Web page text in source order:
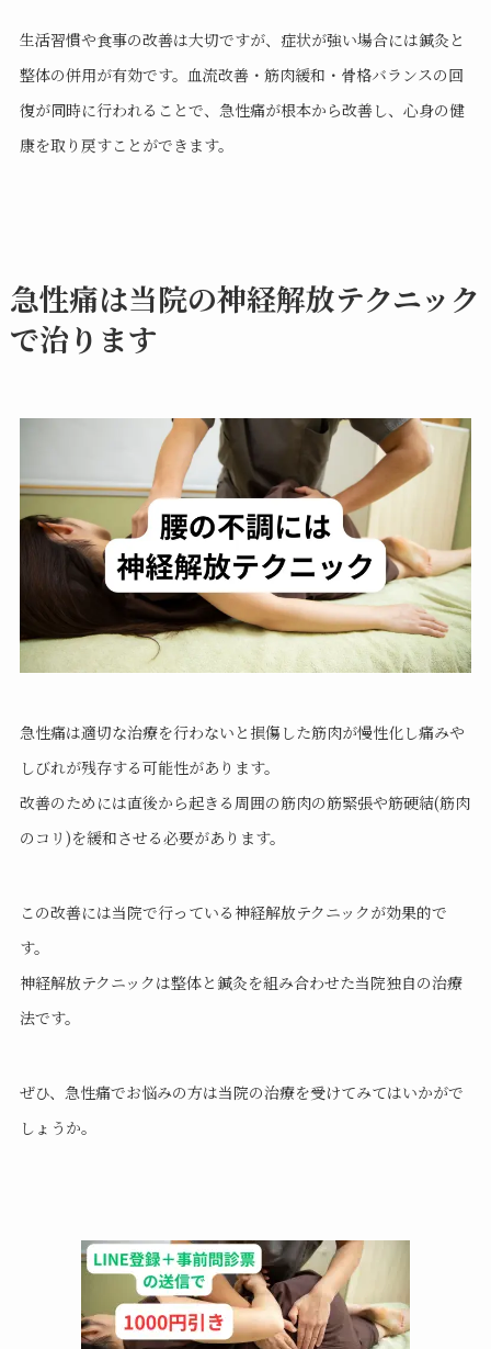
生活習慣や食事の改善は大切ですが、症状が強い場合には鍼灸と
整体の併用が有効です。血流改善・筋肉緩和・骨格バランスの回
復が同時に行われることで、急性痛が根本から改善し、心身の健
康を取り戻すことができます。
急性痛は当院の神経解放テクニック
で治ります
急性痛は適切な治療を行わないと損傷した筋肉が慢性化し痛みや
しびれが残存する可能性があります。
改善のためには直後から起きる周囲の筋肉の筋緊張や筋硬結(筋肉
のコリ)を緩和させる必要があります。
この改善には当院で行っている神経解放テクニックが効果的で
す。
神経解放テクニックは整体と鍼灸を組み合わせた当院独自の治療
法です。
ぜひ、急性痛でお悩みの方は当院の治療を受けてみてはいかがで
しょうか。